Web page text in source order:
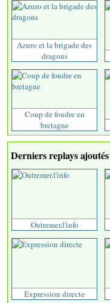
Azuro et la brigade des
dragons
Coup de foudre en
bretagne
Derniers replays
Outremer.l'info
Expression directe